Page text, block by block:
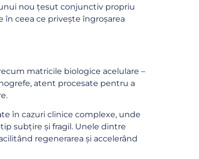
nou țesut conjunctiv propriu
ceea ce privește îngroșarea
matricile biologice acelulare –
atent procesate pentru a
în cazuri clinice complexe, unde
subțire și fragil. Unele dintre
regenerarea și accelerând